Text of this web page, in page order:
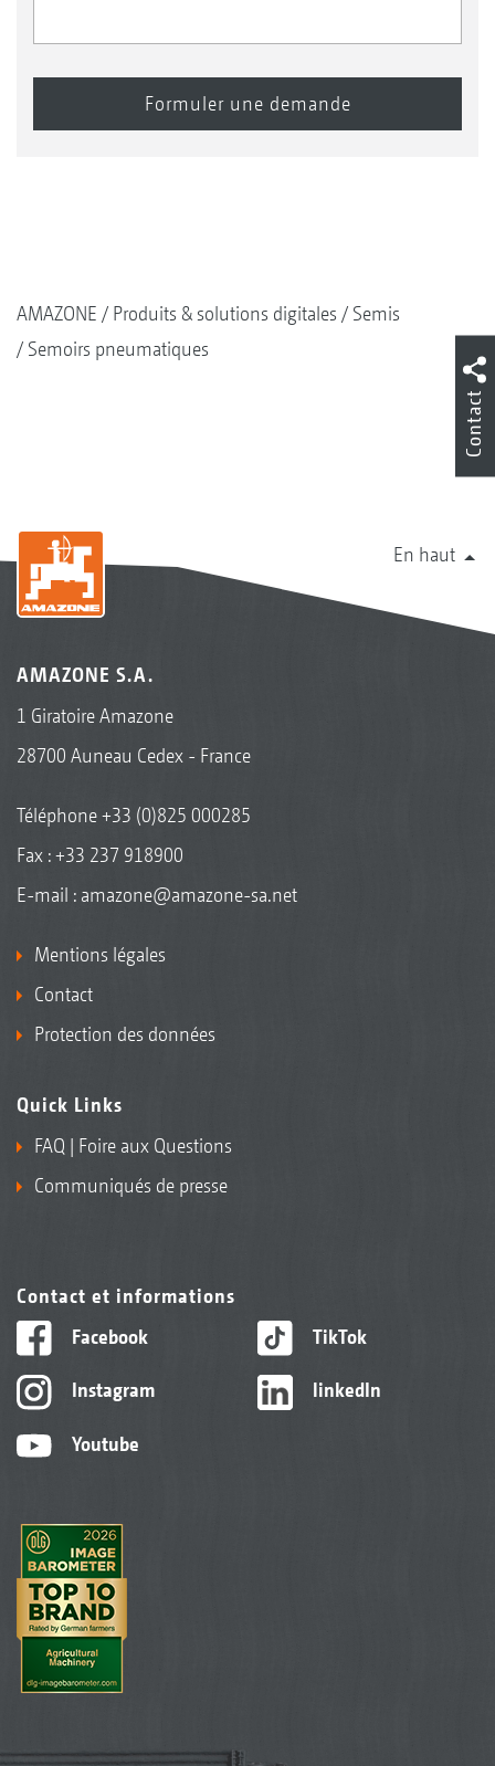
AMAZONE Produits & solutions digitales
Semis
Semoirs pneumatiques
En haut
AMAZONE S.A.
1 Giratoire Amazone
28700 Auneau Cedex - France
Téléphone+33 (0)825 000285
Fax : +33 237 918900
E-mail : amazone@amazone-sa.net
Mentions légales
Contact
Protection des données
Quick Links
FAQ | Foire aux Questions
Communiqués de presse
Contact et informations
Facebook
Instagram
Youtube
TikTok
linkedIn
Contact